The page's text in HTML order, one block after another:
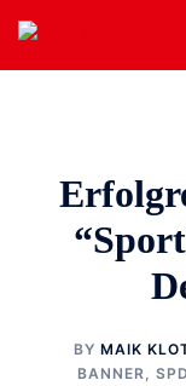
Zum
Inhalt
springen
BY MAIK
BANNER
SPD